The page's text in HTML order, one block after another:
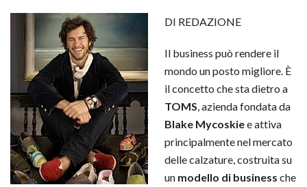
DI REDAZIONE
Il business può rendere il
mondo un posto migliore. È
il concetto che sta dietro a
TOMS , azienda fondata da
Blake Mycoskieeattiva
principalmente nel mercato
delle calzature, costruita su
un modello di business che